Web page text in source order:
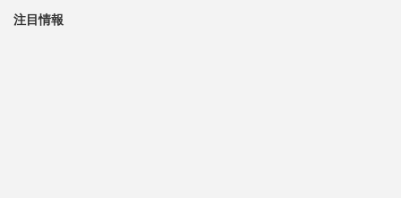
注目情報